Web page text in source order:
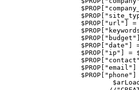
$PROP["url"] =
$PROP["budget"]
$PROP["date"] =
$PROP["ip"] =
$PROP["email"]
$PROP["phone"]